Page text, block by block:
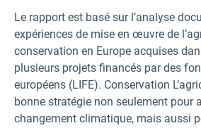
Le rapport est basé sur l’analyse
expériences de mise en œuvre de
conservation en Europe acquises
plusieurs projets financés par des
européens (LIFE). Conservation
bonne stratégie non seulement pour
changement climatique, mais aussi